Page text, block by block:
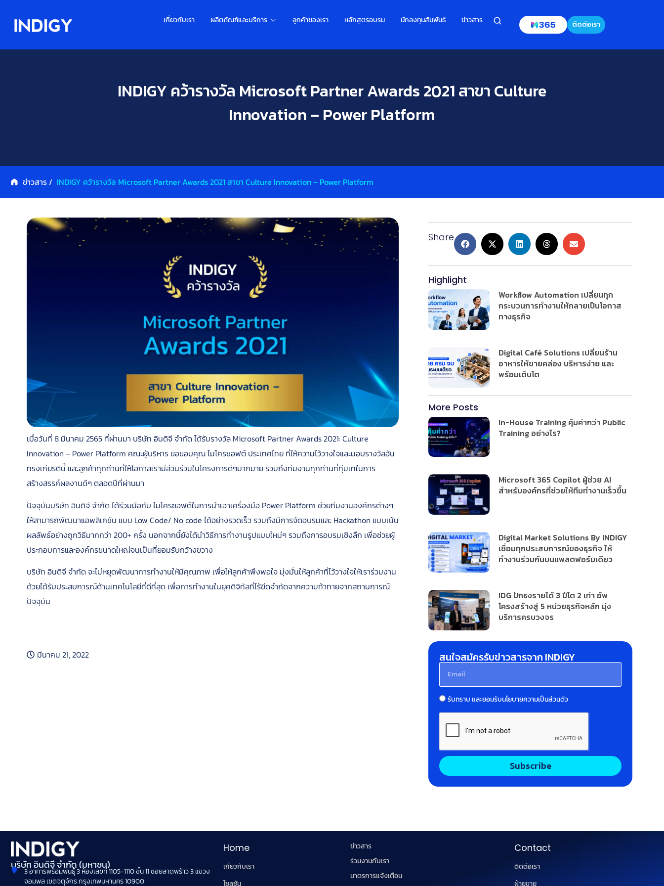
เกี่ยวกับเรา ผลิตภัณฑ์และบริการ ลูกค้าของเรา หลักสูตรอบรม นักลงทุนสัมพันธ์ ข่าวสาร ติดต่อเรา
INDIGY คว้ารางวัล Microsoft Partner Awards 2021 สาขา Culture
Innovation – Power Platform
ข่าวสาร / INDIGY คว้ารางวัล Microsoft Partner Awards 2021 สาขา Culture Innovation – Power Platform
เมื่อวันที่ 8 มีนาคม 2565 ที่ผ่านมา บริษัท อินดิจี จำกัด ได้รับรางวัล Microsoft Partner Awards 2021: Culture
Innovation – Power Platform คณะผู้บริหาร ขอขอบคุณ ไมโครซอฟต์ ประเทศไทย ที่ให้ความไว้วางใจและมอบรางวัลอัน
ทรงเกียรตินี้ และลูกค้าทุกท่านที่ให้โอกาสเรามีส่วนร่วมในโครงการดีๆมากมาย รวมถึงทีมงานทุกท่านที่ทุ่มเทในการ
สร้างสรรค์ผลงานดีๆ ตลอดปีที่ผ่านมา
ปัจจุบันบริษัท อินดิจี จำกัด ได้ร่วมมือกับ ไมโครซอฟต์ในการนำเอาเครื่องมือ Power Platform ช่วยทีมงานองค์กรต่างๆ
ให้สามารถพัฒนาแอพลิเคชัน แบบ Low Code/ No code ได้อย่างรวดเร็ว รวมถึงมีการจัดอบรมและ Hackathon แบบเน้น
ผลลัพธ์อย่างถูกวิธีมากกว่า 200+ ครั้ง นอกจากนี้ยังได้นำวิธีการทำงานรูปแบบใหม่ๆ รวมถึงการอบรมเชิงลึก เพื่อช่วยผู้
ประกอบการและองค์กรขนาดใหญ่จนเป็นที่ยอมรับกว้างขวาง
บริษัท อินดิจี จำกัด จะไม่หยุดพัฒนาการทำงานให้มีคุณภาพ เพื่อให้ลูกค้าพึงพอใจ มุ่งมั่นให้ลูกค้าที่ไว้วางใจให้เราร่วมงาน
ด้วยได้รับประสบการณ์ด้านเทคโนโลยีที่ดีที่สุด เพื่อการทำงานในยุคดิจิทัลที่ไร้ขีดจำกัดจากความท้าทายจากสถานการณ์
ปัจจุบัน
มีนาคม 21, 2022
Share
Highlight
Workflow Automation เปลี่ยนทุก
กระบวนการทำงานให้กลายเป็นโอกาส
ทางธุรกิจ
Digital Café Solutions เปลี่ยนร้าน
อาหารให้ขายคล่อง บริหารง่าย และ
พร้อมเติบโต
More Posts
In-House Training คุ้มค่ากว่า Public
Training อย่างไร?
Microsoft 365 Copilot ผู้ช่วย AI
สำหรับองค์กรที่ช่วยให้ทีมทำงานเร็วขึ้น
Digital Market Solutions By INDIGY
เชื่อมทุกประสบการณ์ของธุรกิจ ให้
ทำงานร่วมกันบนแพลตฟอร์มเดียว
IDG ปักธงรายได้ 3 ปีโต 2 เท่า อัพ
โครงสร้างสู่ 5 หน่วยธุรกิจหลัก มุ่ง
บริการครบวงจร
สนใจสมัครรับข่าวสารจาก INDIGY
รับทราบ และยอมรับนโยบายความเป็นส่วนตัว
Subscribe
บริษัท อินดิจี จำกัด (มหาชน)
3 อาคารพร้อมพันธุ์ 3 ห้องเลขที่ 1105-1110 ชั้น 11 ซอยลาดพร้าว 3 แขวง
จอมพล เขตจตุจักร กรุงเทพมหานคร 10900
Home
เกี่ยวกับเรา
โซลูชัน
ข่าวสาร
ร่วมงานกับเรา
มาตรการแจ้งเตือน
Contact
ติดต่อเรา
ฝ่ายขาย